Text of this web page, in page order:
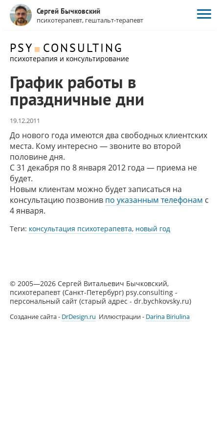
PSY CONSULTING
психотерапия и консультирование
Сергей Бычковский
психотерапевт, гештальт-терапевт
График работы в
праздничные дни
19.12.2011
До нового года имеются два свободных клиентских
места. Кому интересно — звоните во второй
половине дня.
С 31 декабря по 8 января 2012 года — приема не
будет.
Новым клиентам можно будет записаться на
консультацию позвонив по указанным телефонам с
4 января.
Теги: консультация психотерапевта, новый год
© 2005—2026 Сергей Витальевич Бычковский,
психотерапевт (Санкт-Петербург) psy.consulting -
персональный сайт (старый адрес - dr.bychkovsky.ru)
Создание сайта - DrDesign.ru Иллюстрации - Darina Biriulina